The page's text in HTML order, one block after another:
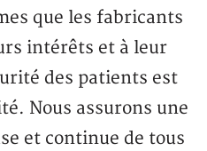
que les fabricants
intérêts et à leur
des patients est
Nous assurons une
et continue de tous